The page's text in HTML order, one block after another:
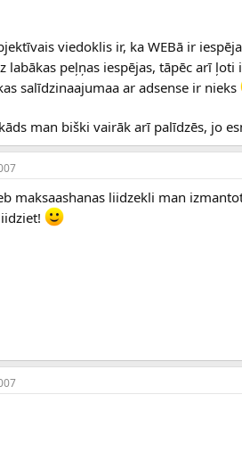
viedoklis ir, ka WEBā ir
labākas peļņas iespējas, tāpēc arī ļoti
salīdzinaajumaa ar adsense ir nieks
man biški vairāk arī palīdzēs, jo
maksaashanas liidzekli man